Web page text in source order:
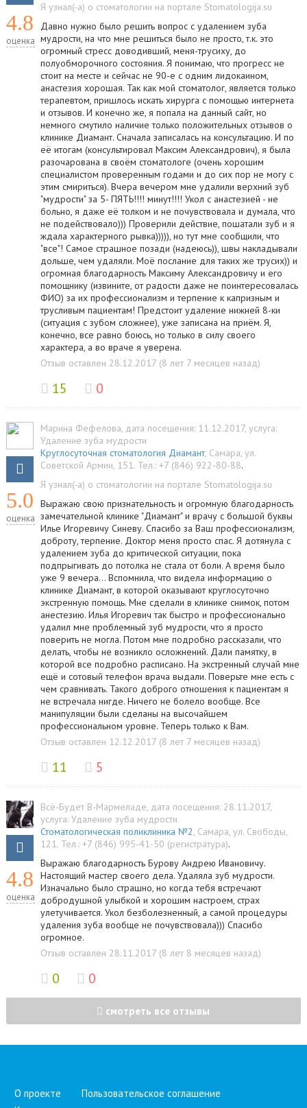
4.8
оценка
Я узнал(-а) о стоматологии на портале Stomatologija.su
Давно нужно было решить вопрос с удалением зуба
мудрости, на что мне решиться было не просто, т.к. это
огромный стресс доводивший, меня-трусиху, до
полуобморочного состояния. Я понимаю, что прогресс не
стоит на месте и сейчас не 90-е с одним лидокаином,
анастезия хорошая. Так как мой стоматолог, является только
терапевтом, пришлось искать хирурга с помощью интернета
и отзывов. И конечно же, я попала на данный сайт, но
немного смутило наличие только положительных отзывов о
клинике Диамант. Сначала записалась на консультацию. И по
её итогам (консультировал Максим Александрович), я была
разочарована в своём стоматологе (очень хорошим
специалистом проверенным годами и до сих пор не могу с
этим смириться). Вчера вечером мне удалили верхний зуб
"мудрости" за 5- ПЯТЬ!!!! минут!!!! Укол с анастезией - не
больно, я даже её толком и не почувствовала и думала, что
не подействовало))) Проверили действие, пошатали зуб и я
ждала характерного рывка))))), но тут мне сообщили, что
"все"! Самое страшное позади (надеюсь)), швы накладывали
дольше, чем удаляли. Моё послание для таких же трусих)) и
огромная благодарность Максиму Александровичу и его
помощнику (извините, от радости даже не поинтересовалась
ФИО) за их профессионализм и терпение к капризным и
трусливым пациентам! Предстоит удаление нижней 8-ки
(ситуация с зубом сложнее), уже записана на приём. Я,
конечно, все равно боюсь, но только в силу своего
характера, а во враче я уверена.
Отзыв оставлен 28.12.2017 (8 лет 7 месяцев назад)
15 0
5.0
оценка
Марина Фефелова, дата посещения: 11.12.2017, услуга:
Удаление зуба мудрости
Круглосуточная стоматология Диамант, Самара, ул.
Советской Армии, 151. Тел.: +7 (846) 922-80-88.
Я узнал(-а) о стоматологии на портале Stomatologija.su
Выражаю свою признательность и огромную благодарность
замечательной клинике "Диамант" и врачу с большой буквы
Илье Игоревичу Синеву. Спасибо за Ваш профессионализм,
доброту, терпение. Доктор меня просто спас. Я дотянула с
удалением зуба до критической ситуации, пока
подпрыгивать до потолка не стала от боли. А время было
уже 9 вечера... Вспомнила, что видела информацию о
клинике Диамант, в которой оказывают круглосуточно
экстренную помощь. Мне сделали в клинике снимок, потом
анестезию. Илья Игоревич так быстро и профессионально
удалил мне проблемный зуб мудрости, что я просто
поверить не могла. Потом мне подробно рассказали, что
делать, чтобы не возникло осложнений. Дали памятку, в
которой все подробно расписано. На экстренный случай мне
ещё и сотовый телефон врача выдали. Поверьте мне есть с
чем сравнивать. Такого доброго отношения к пациентам я
не встречала нигде. Ничего не болело вообще. Все
манипуляции были сделаны на высочайшем
профессиональном уровне. Теперь только к Вам.
Отзыв оставлен 12.12.2017 (8 лет 7 месяцев назад)
11 5
4.8
оценка
Всё-Будет В-Мармеладе, дата посещения: 28.11.2017,
услуга: Удаление зуба мудрости
Стоматологическая поликлиника №2, Самара, ул. Свободы,
121. Тел.: +7 (846) 995-41-50 (регистратура).
Выражаю благодарность Бурову Андрею Ивановичу.
Настоящий мастер своего дела. Удаляла зуб мудрости.
Изначально было страшно, но когда тебя встречают
добродушной улыбкой и хорошим настроем, страх
улетучивается. Укол безболезненный, а самой процедуры
удаления зуба вообще не почувствовала))) Спасибо
огромное.
Отзыв оставлен 28.11.2017 (8 лет 8 месяцев назад)
0 0
смотреть все отзывы
О проекте
Пользовательское соглашение